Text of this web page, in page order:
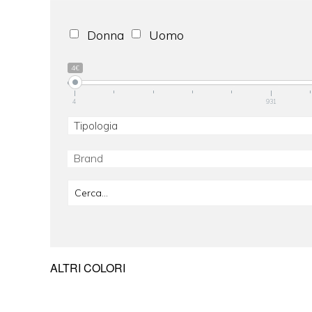
Donna Uomo
4€
4 931
Tipologia
ALTRI COLORI